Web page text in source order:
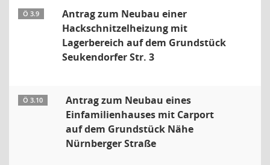
Ö 3.9
Antrag zum Neubau einer
Hackschnitzelheizung mit
Lagerbereich auf dem Grundstück
Seukendorfer Str. 3
Ö 3.10
Antrag zum Neubau eines
Einfamilienhauses mit Carport
auf dem Grundstück Nähe
Nürnberger Straße